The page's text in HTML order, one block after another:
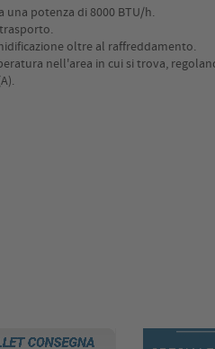
una potenza di 8000 BTU/h.
oltre al raffreddamento.
nell'area in cui si trova,